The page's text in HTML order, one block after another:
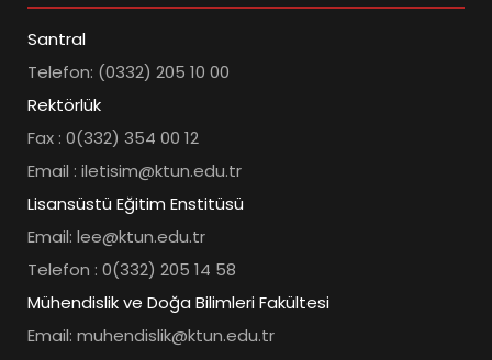
Santral
Telefon: (0332) 205 10 00
Rektörlük
Fax : 0(332) 354 00 12
Email : iletisim@ktun.edu.tr
Lisansüstü Eğitim Enstitüsü
Email: lee@ktun.edu.tr
Telefon : 0(332) 205 14 58
Mühendislik ve Doğa Bilimleri Fakültesi
Email: muhendislik@ktun.edu.tr